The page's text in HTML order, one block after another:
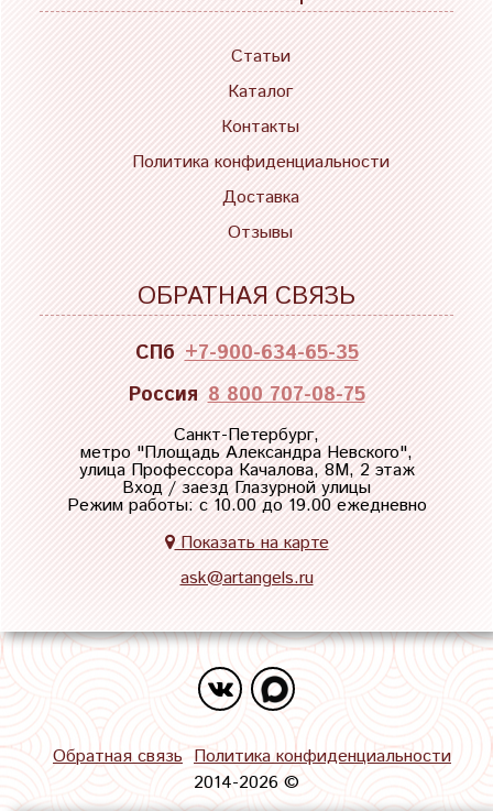
Статьи
Каталог
Контакты
Политика конфиденциальности
Доставка
Отзывы
ОБРАТНАЯ СВЯЗЬ
СПб +7-900-634-65-35
Россия 8 800 707-08-75
Санкт-Петербург,
метро "Площадь Александра Невского",
улица Профессора Качалова, 8М, 2 этаж
Вход / заезд Глазурной улицы
Режим работы: с 10.00 до 19.00 ежедневно
Показать на карте
ask@artangels.ru
Обратная связь Политика конфиденциальности
2014-2026 ©